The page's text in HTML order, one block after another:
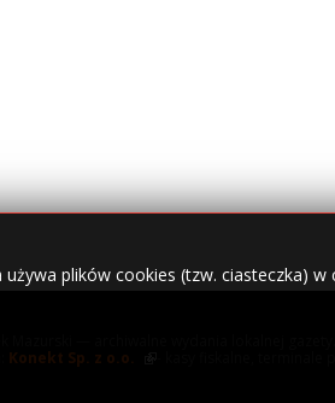
plików cookies (tzw. ciasteczka)
Konekt Sp. z o.o. - kasy fiskalne, terminale